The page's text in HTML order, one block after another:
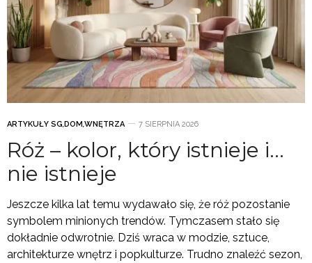
ARTYKUŁY SG DOM WNĘTRZA 7 SIERPNIA 2026
Róż – kolor, który istnieje i…
nie istnieje
Jeszcze kilka lat temu wydawało się, że róż pozostanie
symbolem minionych trendów. Tymczasem stało się
dokładnie odwrotnie. Dziś wraca w modzie, sztuce,
architekturze wnętrz i popkulturze. Trudno znaleźć sezon,